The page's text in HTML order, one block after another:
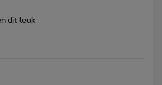
dit leuk